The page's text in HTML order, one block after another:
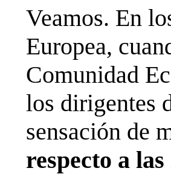
Veamos. En
Europea,
Comunidad
los dirigentes
sensación de
respecto a